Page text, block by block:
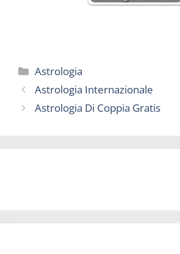
Categorie
Astrologia
Astrologia Internazionale
Astrologia Di Coppia Gratis